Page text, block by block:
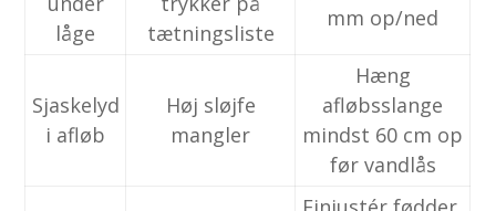
låge
tætningsliste
mm op/ned
Sjaskelyd
i afløb
Høj sløjfe
mangler
Hæng
afløbsslange
mindst 60 cm op
før vandlås